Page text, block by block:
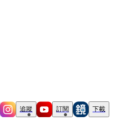
追蹤 訂閱 下載